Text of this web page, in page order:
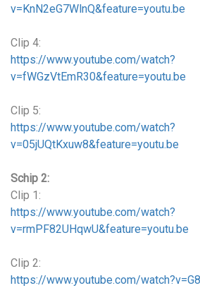
v=KnN2eG7WlnQ&feature=youtu.be
Clip 4:
https://www.youtube.com/watch?
v=fWGzVtEmR30&feature=youtu.be
Clip 5:
https://www.youtube.com/watch?
v=05jUQtKxuw8&feature=youtu.be
Schip 2:
Clip 1:
https://www.youtube.com/watch?
v=rmPF82UHqwU&feature=youtu.be
Clip 2:
https://www.youtube.com/